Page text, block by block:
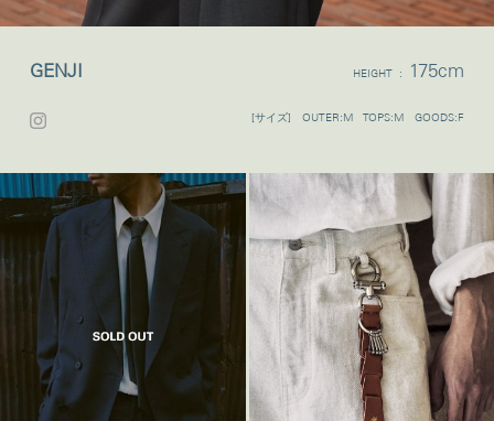
GENJI HEIGHT : 175cm
[サイズ] OUTER:M TOPS:M GOODS:F